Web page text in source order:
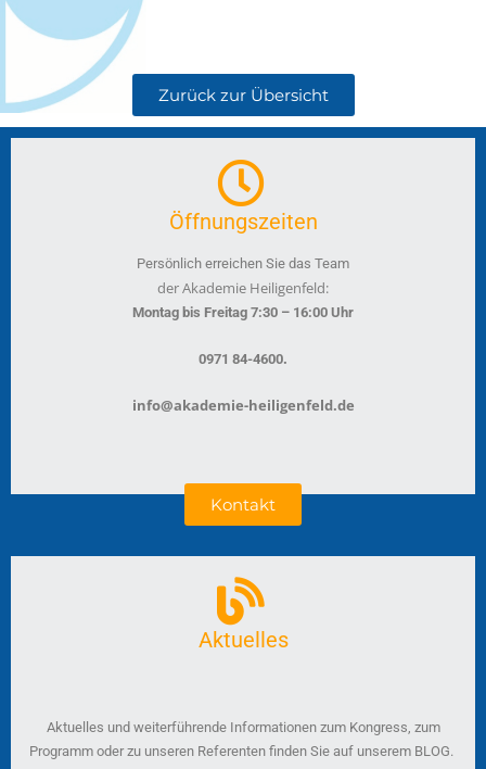
Zurück zur Übersicht
Öffnungszeiten
Persönlich erreichen Sie das Team
der Akademie Heiligenfeld:
Montag bis Freitag 7:30 – 16:00 Uhr
0971 84-4600.
info@akademie-heiligenfeld.de
Kontakt
Aktuelles
Aktuelles und weiterführende Informationen zum Kongress, zum
Programm oder zu unseren Referenten finden Sie auf unserem BLOG.